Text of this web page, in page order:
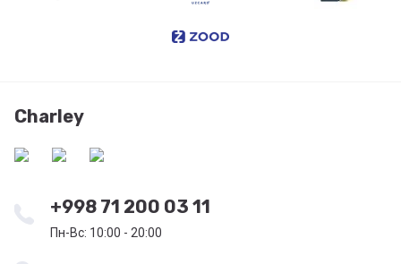
Charley
+998 71 200 03 11
Пн-Вс: 10:00 - 20:00